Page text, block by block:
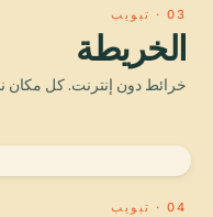
03 · تبويب
الخريطة
خرائط دون إنترنت. كل
04 · تبويب